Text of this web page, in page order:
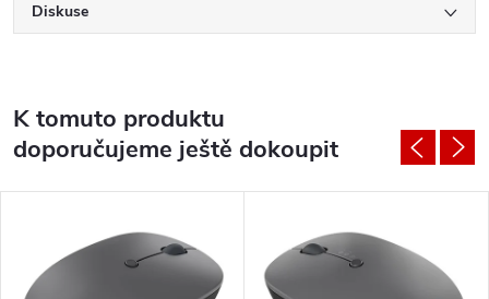
Diskuse
K tomuto produktu
doporučujeme ještě dokoupit